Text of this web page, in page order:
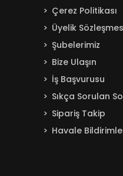
Çerez Politikası
Üyelik
Şubelerimiz
Bize Ulaşın
İş Başvurusu
Sıkça Sorulan
Sipariş Takip
Havale